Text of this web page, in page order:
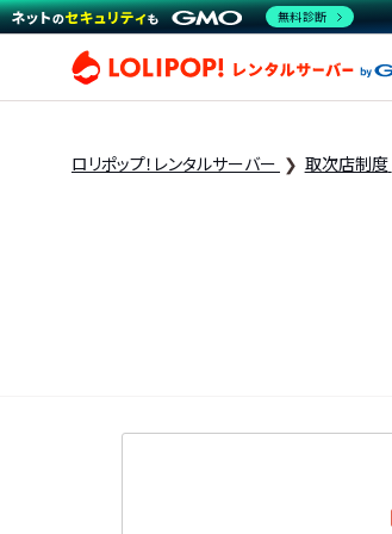
ロリポップ！レンタルサーバー 取次店制度
無料診断